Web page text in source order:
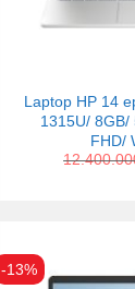
Laptop HP 14
1315U/ 8GB/
FHD/
-13%